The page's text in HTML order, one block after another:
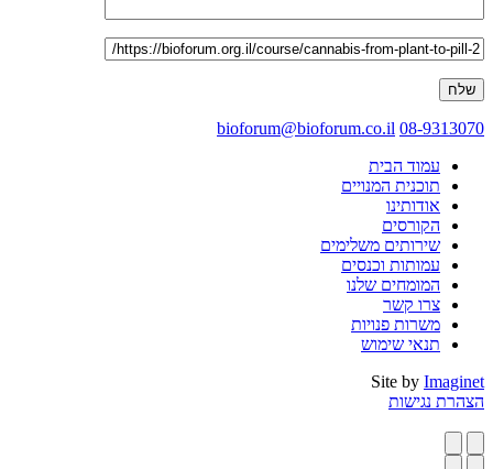
08-9313070
bioforum@bioforum.co.il
עמוד הבית
תוכנית המנויים
אודותינו
הקורסים
שירותים משלימים
עמותות וכנסים
המומחים שלנו
צרו קשר
משרות פנויות
תנאי שימוש
Site by Imaginet
הצהרת נגישות